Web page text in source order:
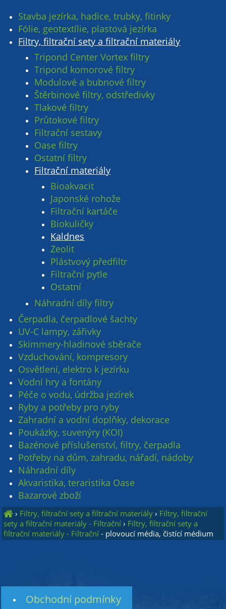
Stavba jezírka, hadice, trubky, fitinky
Fólie, geotextílie, plastová jezírka
Filtry, filtrační sety a filtrační materiály
Tripond Center Vortex filtry
Tripond komorové filtry
Modulové a bubnové filtry
Štěrbinové filtry, odstředivky
Tlakové filtry
Průtokové filtry
Filtrační sestavy
Oase filtry
Ostatní filtry
Filtrační materiály
Bioakvacit
Japonské rohože
Filtrační kartáče
Biokuličky
Kaldnes
Zeolit
Plástvový předfiltr
Filtrační pytle
Ostatní
Náhradní díly filtry
Čerpadla, čerpadlové šachty
UV-C lampy, zářivky
Skimmery-hladinové sběrače
Vzduchování, kompresory
Osvětlení, elektro k jezírku
Vodní hry a fontány
Péče o vodu, údržba jezírek
Ryby a potřeby pro ryby
Zahradní a vodní doplňky, dekorace
Poukázky, suvenýry (KOI)
Bazénové příslušenství, filtry, čerpadla
Potřeby na dům, zahradu, nářadí, nádoby
Náhradní díly
Akvaristika, teraristika Oase
Bazarové zboží
› Filtry, filtrační sety a filtrační materiály › Filtry, filtrační
sety a filtrační materiály - Filtrační › Filtry, filtrační sety a
filtrační materiály - Filtrační - plovoucí média, čistící médium
Obchodní podmínky